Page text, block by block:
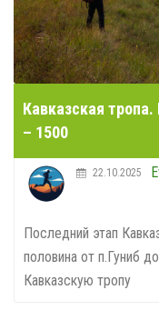
Кавказская
– 1500
22.10.2025
Последний этап
половина от п.Гуниб
Кавказскую тропу